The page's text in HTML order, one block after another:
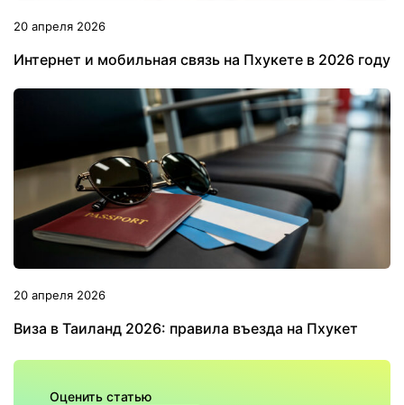
20 апреля 2026
Интернет и мобильная связь на Пхукете в 2026 году
20 апреля 2026
Виза в Таиланд 2026: правила въезда на Пхукет
Оценить статью